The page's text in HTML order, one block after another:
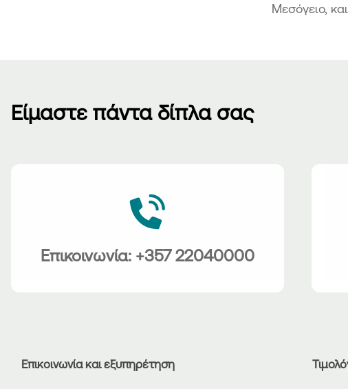
Μεσόγειο,
Είμαστε πάντα δίπλα σας
Επικοινωνία: +357 22040000
Επικοινωνία και εξυπηρέτηση